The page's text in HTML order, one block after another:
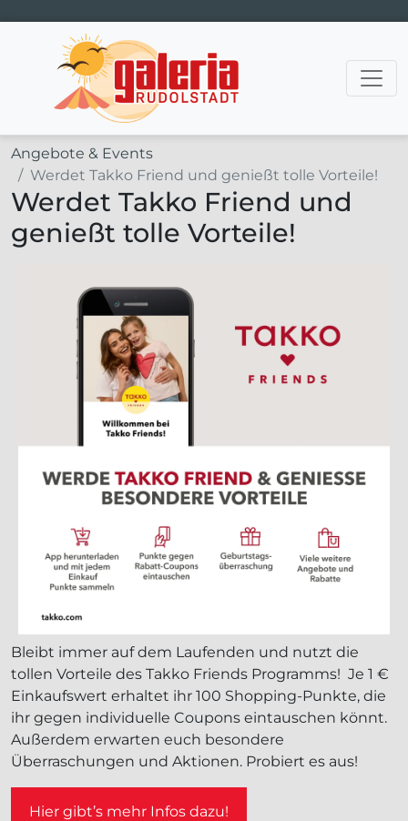
Hauptnavigation
Angebote & Events
Werdet Takko Friend und genießt tolle Vorteile!
Werdet Takko Friend und
genießt tolle Vorteile!
Bleibt immer auf dem Laufenden und nutzt die
tollen Vorteile des Takko Friends Programms! Je 1 €
Einkaufswert erhaltet ihr 100 Shopping-Punkte, die
ihr gegen individuelle Coupons eintauschen könnt.
Außerdem erwarten euch besondere
Überraschungen und Aktionen. Probiert es aus!
Hier gibt’s mehr Infos dazu!